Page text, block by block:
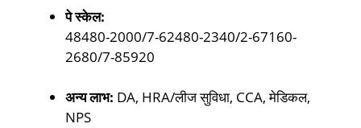
पे स्केल:
48480-2000/7-62480-2340/2-67160-
2680/7-85920
अन्य लाभ: DA, HRA/लीज सुविधा, CCA, मेडिकल,
NPS